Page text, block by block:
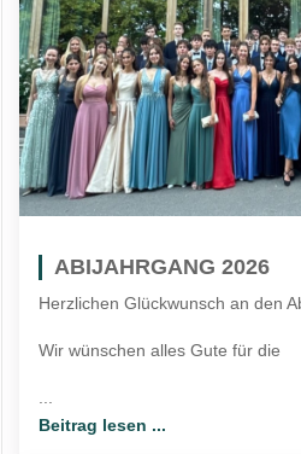
ABIJAHRGANG 2026
Herzlichen Glückwunsch an den
Wir wünschen alles Gute für die
Beitrag lesen ...